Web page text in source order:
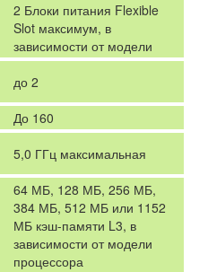
2 Блоки питания Flexible
Slot максимум, в
зависимости от модели
до 2
До 160
5,0 ГГц максимальная
64 МБ, 128 МБ, 256 МБ,
384 МБ, 512 МБ или 1152
МБ кэш-памяти L3, в
зависимости от модели
процессора